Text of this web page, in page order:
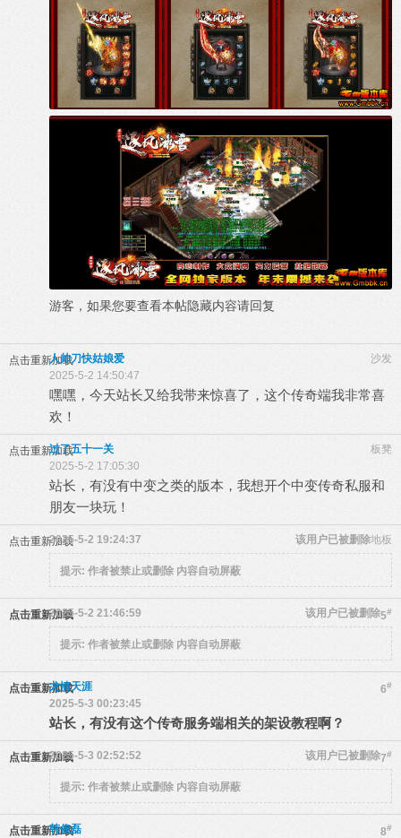
游客，如果您要查看本帖隐藏内容请回复
点击重新加载 沙发
人帅刀快姑娘爱
2025-5-2 14:50:47
嘿嘿，今天站长又给我带来惊喜了，这个传奇端我非常喜
欢！
点击重新加载 板凳
过了五十一关
2025-5-2 17:05:30
站长，有没有中变之类的版本，我想开个中变传奇私服和
朋友一块玩！
点击重新加载 地板
该用户已被删除
2025-5-2 19:24:37
提示: 作者被禁止或删除 内容自动屏蔽
点击重新加载 5#
该用户已被删除
2025-5-2 21:46:59
提示: 作者被禁止或删除 内容自动屏蔽
点击重新加载 6#
龙情天涯
2025-5-3 00:23:45
站长，有没有这个传奇服务端相关的架设教程啊？
点击重新加载 7#
该用户已被删除
2025-5-3 02:52:52
提示: 作者被禁止或删除 内容自动屏蔽
点击重新加载 8#
韩俊磊